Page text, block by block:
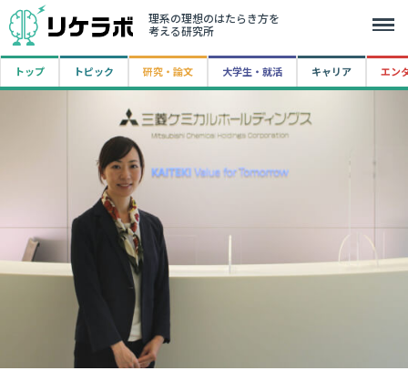
理系の理想のはたらき方を
考える研究所
トップ トピック 研究・論文 大学生・就活 キャリア エン